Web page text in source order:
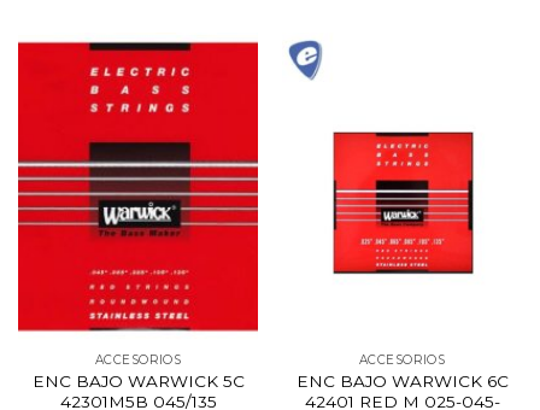
ACCESORIOS
ENC BAJO WARWICK 5C
42301M5B 045/135
ACCESORIOS
ENC BAJO WARWICK 6C
42401 RED M 025-045-